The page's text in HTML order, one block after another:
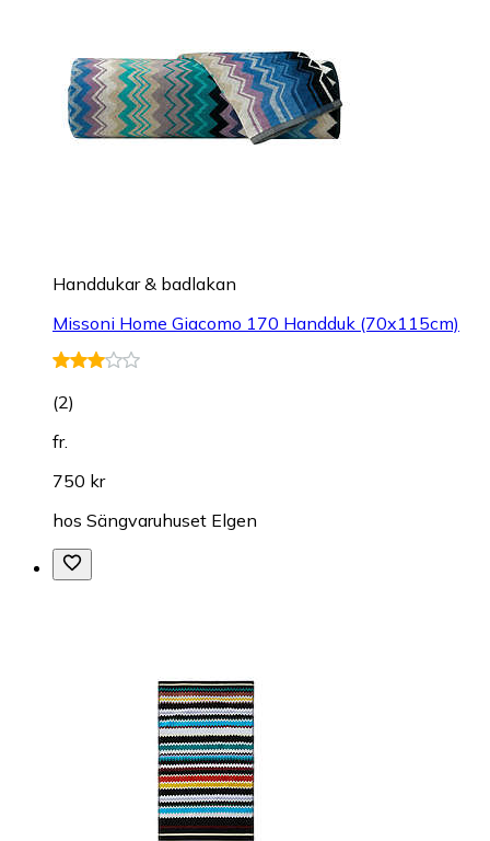
Handdukar & badlakan
Missoni Home Giacomo 170 Handduk (70x115cm)
(2)
fr.
750 kr
hos Sängvaruhuset Elgen